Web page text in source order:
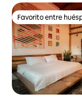
Favorito entre
Favorito entre